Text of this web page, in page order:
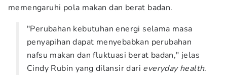
memengaruhi pola makan dan berat badan.
"Perubahan kebutuhan energi selama masa
penyapihan dapat menyebabkan perubahan
nafsu makan dan fluktuasi berat badan," jelas
Cindy Rubin yang dilansir dari everyday health.